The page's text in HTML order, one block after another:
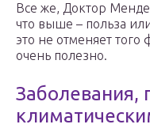
Все же, Доктор
что выше – польза
это не отменяет того
очень полезно.
Заболевания,